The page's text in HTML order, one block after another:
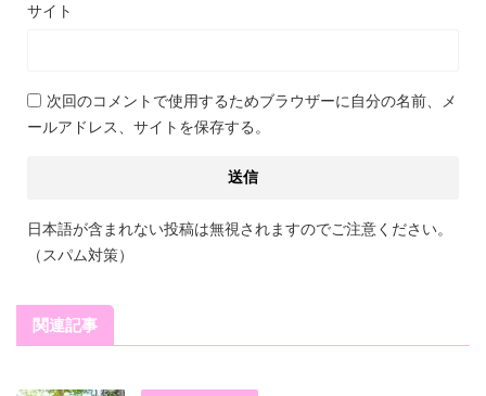
サイト
次回のコメントで使用するためブラウザーに自分の名前、メ
ールアドレス、サイトを保存する。
日本語が含まれない投稿は無視されますのでご注意ください。
（スパム対策）
関連記事